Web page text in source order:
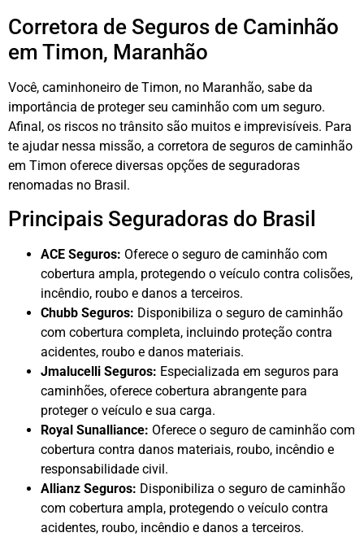
Corretora de Seguros de Caminhão
em Timon, Maranhão
Você, caminhoneiro de Timon, no Maranhão, sabe da
importância de proteger seu caminhão com um seguro.
Afinal, os riscos no trânsito são muitos e imprevisíveis. Para
te ajudar nessa missão, a corretora de seguros de caminhão
em Timon oferece diversas opções de seguradoras
renomadas no Brasil.
Principais Seguradoras do Brasil
ACE Seguros: Oferece o seguro de caminhão com
cobertura ampla, protegendo o veículo contra colisões,
incêndio, roubo e danos a terceiros.
Chubb Seguros: Disponibiliza o seguro de caminhão
com cobertura completa, incluindo proteção contra
acidentes, roubo e danos materiais.
Jmalucelli Seguros: Especializada em seguros para
caminhões, oferece cobertura abrangente para
proteger o veículo e sua carga.
Royal Sunalliance: Oferece o seguro de caminhão com
cobertura contra danos materiais, roubo, incêndio e
responsabilidade civil.
Allianz Seguros: Disponibiliza o seguro de caminhão
com cobertura ampla, protegendo o veículo contra
acidentes, roubo, incêndio e danos a terceiros.